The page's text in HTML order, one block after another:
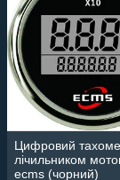
Цифровий
лічильником
ecms (чорний)